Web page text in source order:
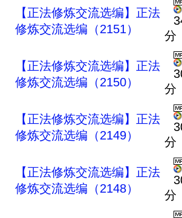
【正法修炼交流选编】正法
修炼交流选编（2151）
分
【正法修炼交流选编】正法
修炼交流选编（2150）
分
【正法修炼交流选编】正法
修炼交流选编（2149）
分
【正法修炼交流选编】正法
修炼交流选编（2148）
分